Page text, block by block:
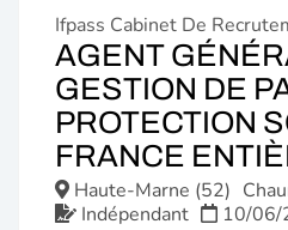
Ifpass Cabinet De
AGENT
GESTION DE
PROTECTION
FRANCE
Haute-Marne (52)
Indépendant
10/06/